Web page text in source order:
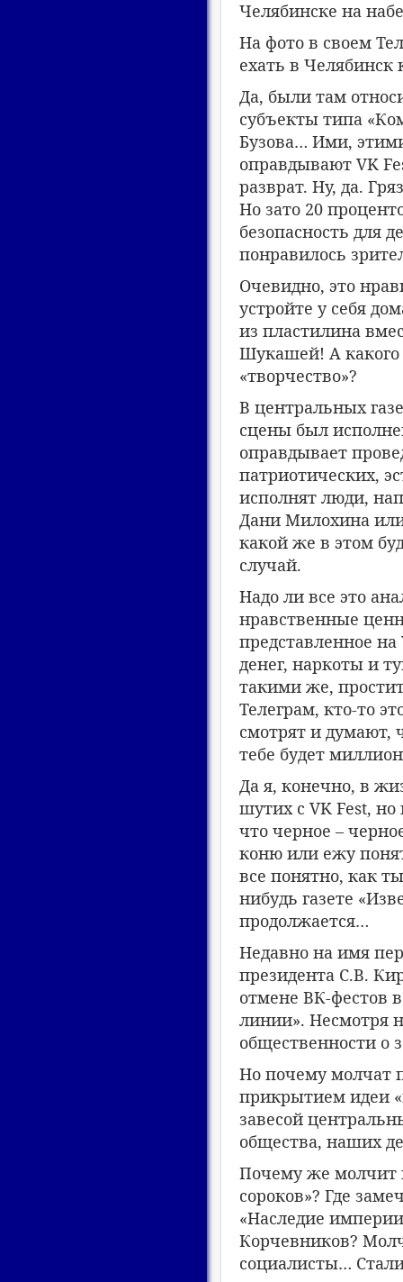
Челябинске на
На фото в своем
ехать в Челябинск
Да, были там
субъекты типа
Бузова… Ими,
оправдывают VK
разврат. Ну, да.
Но зато 20
безопасность для
понравилось
Очевидно, это
устройте у себя
из пластилина
Шукашей! А
«творчество»?
В центральных
сцены был
оправдывает
патриотических,
исполнят люди,
Дани Милохина
какой же в этом
случай.
Надо ли все это
нравственные
представленное
денег, наркоты и
такими же,
Телеграм, кто-то
смотрят и думают,
тебе будет
Да я, конечно, в
шутих с VK Fest,
что черное –
коню или ежу
все понятно, как
нибудь газете
продолжается…
Недавно на имя
президента С.В.
отмене ВК-фестов
линии». Несмотря
общественности о
Но почему молчат
прикрытием идеи
завесой
общества, наших
Почему же молчит
сороков»? Где
«Наследие
Корчевников?
социалисты…